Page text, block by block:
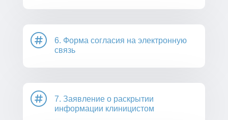

6. Форма согласия на электронную
связь

7. Заявление о раскрытии
информации клиницистом